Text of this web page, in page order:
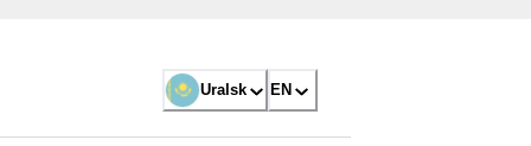
Uralsk EN